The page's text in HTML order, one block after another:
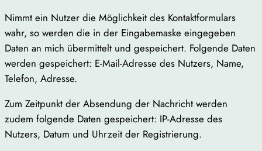
Nimmt ein Nutzer die Möglichkeit des Kontaktformulars
wahr, so werden die in der Eingabemaske eingegeben
Daten an mich übermittelt und gespeichert. Folgende Daten
werden gespeichert: E-Mail-Adresse des Nutzers, Name,
Telefon, Adresse.
Zum Zeitpunkt der Absendung der Nachricht werden
zudem folgende Daten gespeichert: IP-Adresse des
Nutzers, Datum und Uhrzeit der Registrierung.